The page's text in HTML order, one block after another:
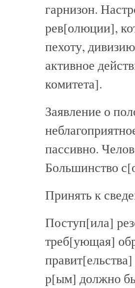
гарнизон.
рев[олюции],
пехоту,
активное
комитета].
Заявление о
пассивно.
Большинство
Принять к
Поступ[ила]
треб[ующая]
р[ым] должно